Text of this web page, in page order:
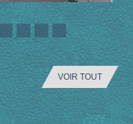
VOIR TOUT